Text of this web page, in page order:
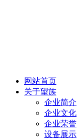
网站首页
关于望族
企业简介
企业文化
企业荣誉
设备展示